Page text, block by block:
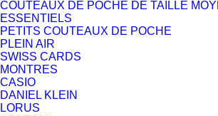
COUTEAUX DE POCHE DE TAILLE
ESSENTIELS
PETITS COUTEAUX DE POCHE
PLEIN AIR
SWISS CARDS
MONTRES
CASIO
DANIEL KLEIN
LORUS